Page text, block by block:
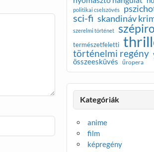
politikai cselszövés
sci-fi skandináv
szerelmi történet
természetfeletti
történelmi regény
összeesküvés
űropera
Kategóriák
anime
film
képregény